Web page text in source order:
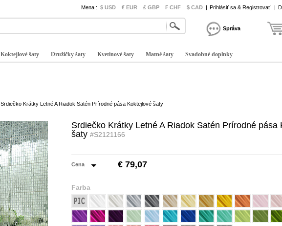
Mena : $ USD € EUR £ GBP ₣ CHF $ CAD | Prihlásiť sa & Registrovať |
Správa
Koktejlové šaty Družičky šaty Kvetinové šaty Matné šaty Svadobné doplnky
Srdiečko Krátky Letné A Riadok Satén Prírodné pása Koktejlové šaty
Srdiečko Krátky Letné A Riadok Satén Prírodné pása
šaty #S2121166
Cena € 79,07
Farba